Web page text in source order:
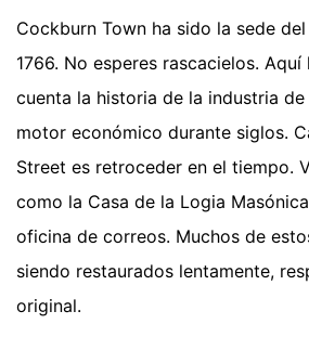
Cockburn Town ha sido la sede
1766. No esperes rascacielos.
cuenta la historia de la industria
motor económico durante siglos.
Street es retroceder en el tiempo.
como la Casa de la Logia
oficina de correos. Muchos de
siendo restaurados lentamente,
original.